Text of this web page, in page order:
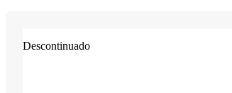
Descontinuado